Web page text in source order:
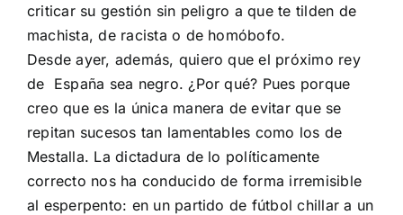
criticar su gestión sin peligro a que te tilden de
machista, de racista o de homóbofo.
Desde ayer, además, quiero que el próximo rey
de España sea negro. ¿Por qué? Pues porque
creo que es la única manera de evitar que se
repitan sucesos tan lamentables como los de
Mestalla. La dictadura de lo políticamente
correcto nos ha conducido de forma irremisible
al esperpento: en un partido de fútbol chillar a un